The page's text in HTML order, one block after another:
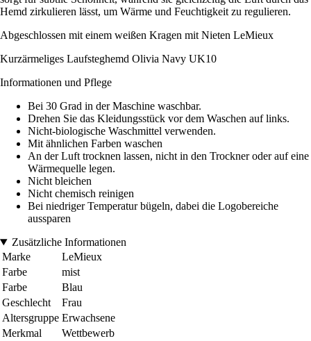
Hemd zirkulieren lässt, um Wärme und Feuchtigkeit zu regulieren.
Abgeschlossen mit einem weißen Kragen mit Nieten LeMieux
Kurzärmeliges Laufsteghemd Olivia Navy UK10
Informationen und Pflege
Bei 30 Grad in der Maschine waschbar.
Drehen Sie das Kleidungsstück vor dem Waschen auf links.
Nicht-biologische Waschmittel verwenden.
Mit ähnlichen Farben waschen
An der Luft trocknen lassen, nicht in den Trockner oder auf eine
Wärmequelle legen.
Nicht bleichen
Nicht chemisch reinigen
Bei niedriger Temperatur bügeln, dabei die Logobereiche
aussparen
Zusätzliche Informationen
Marke
LeMieux
Farbe
mist
Farbe
Blau
Geschlecht
Frau
Altersgruppe Erwachsene
Merkmal
Wettbewerb